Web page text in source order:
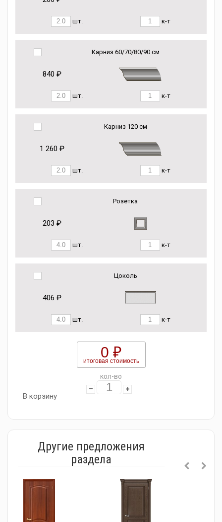
шт. к-т
Карниз 60/70/80/90 см
840 ₽
шт. к-т
Карниз 120 см
1 260 ₽
шт. к-т
Розетка
203 ₽
шт. к-т
Цоколь
406 ₽
шт. к-т
0 ₽
итоговая стоимость
кол-во
В корзину
Другие предложения
раздела